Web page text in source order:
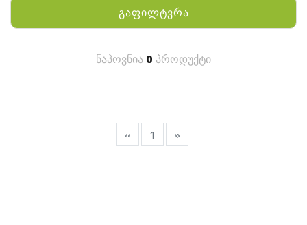
გაფილტვრა
ნაპოვნია0 პროდუქტი
« 1 »